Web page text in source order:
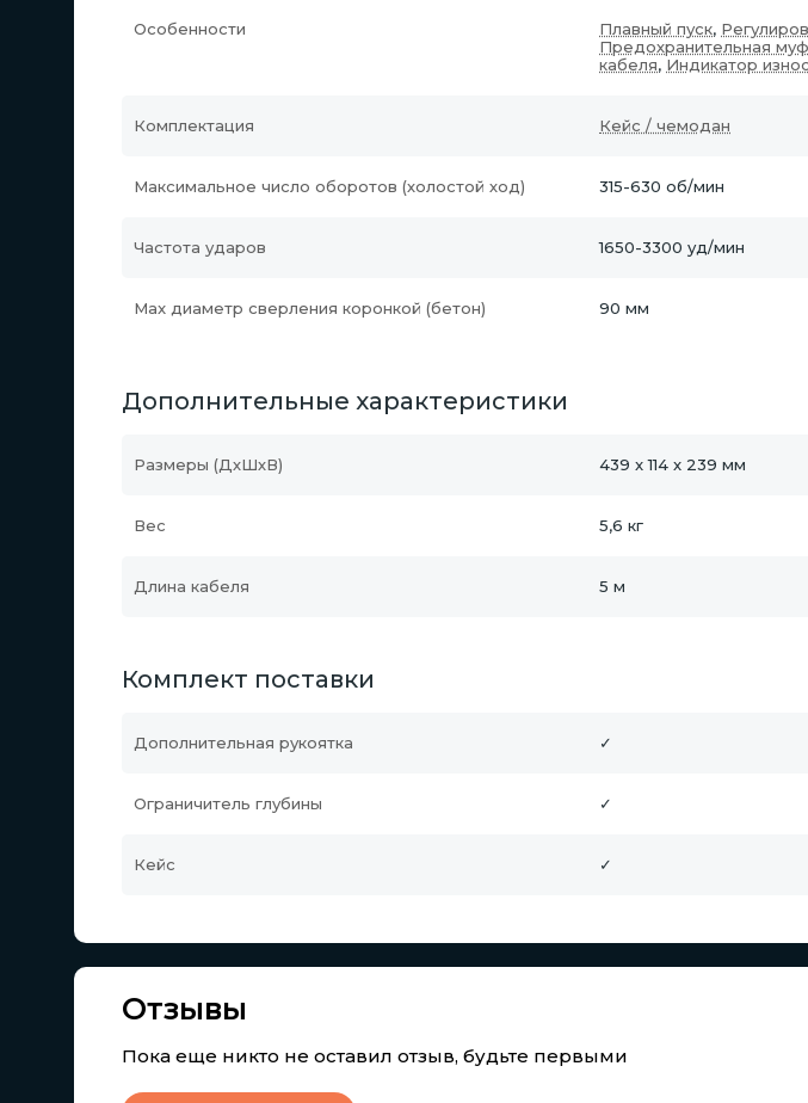
Особенности Плавный пуск,
Предохранительная
кабеля, Индикатор
Комплектация Кейс / чемодан
Максимальное число оборотов (холостой ход) 315-630 об/мин
Частота ударов 1650-3300 уд/мин
Max диаметр сверления коронкой (бетон) 90 мм
Дополнительные характеристики
Размеры (ДхШхВ) 439 x 114 x 239 мм
Вес 5,6 кг
Длина кабеля 5 м
Комплект поставки
Дополнительная рукоятка ✓
Ограничитель глубины ✓
Кейс ✓
Отзывы
Пока еще никто не оставил отзыв, будьте первыми